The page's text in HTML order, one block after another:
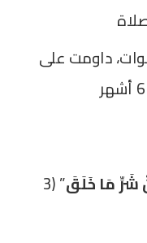
زواجها 5 سنوات، داومت على
شَرِّ مَا خَلَقَ ” (3